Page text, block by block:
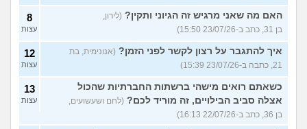
האם מה שאני מרגיש זה הגיוני ותקין? (לירון,
בן 31, כתב ב-23/07/26 15:50)
8
עצות
איך להתגבר על רצון לקשר לפני הזמן? (אנונימית, בת
21, כתבה ב-23/07/26 15:39)
12
עצות
כשאתם רואים מישהי ברשתות החברתיות שהכול
אצלה סביב הבילויים, זה מוריד לכם? (לחם ושעשועים,
בן 36, כתב ב-22/07/26 16:13)
13
עצות